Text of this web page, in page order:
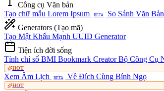
Công cụ Văn bản
Tạo chữ mẫu Lorem Ipsum
BETA So Sánh Văn Bản
Generators (Tạo mã)
Tạo Mật Khẩu Mạnh UUID Generator
Tiện ích đời sống
Tính chỉ số BMI Bookmark CreatorBộ Công Cụ
HOT
Xem Âm Lịch BETA Về Đích Cùng Bính Ngọ
HOT